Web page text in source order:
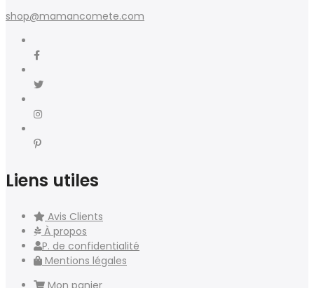
shop@mamancomete.com
Liens utiles
Avis Clients
À propos
P. de confidentialité
Mentions légales